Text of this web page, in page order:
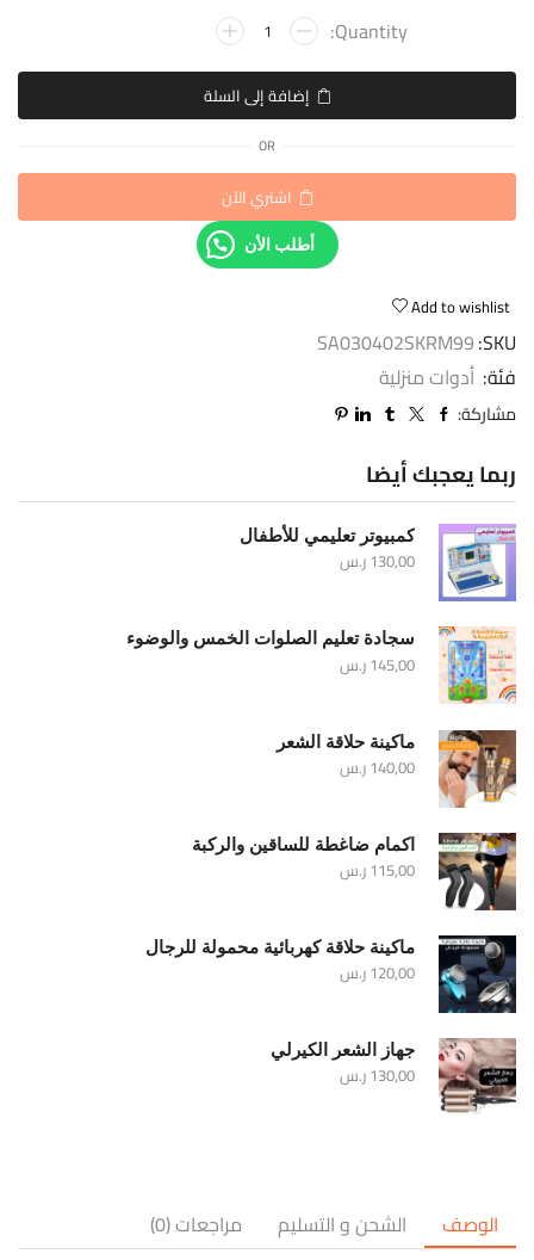
إضافة إلى السلة
OR
اشتري الآن
أطلب الأن
Add to wishlist
SKU:
SA030402SKRM99
فئة: أدوات منزلية
مشاركة:
ربما يعجبك أيضا
كمبيوتر تعليمي للأطفال
130,00ر.س
سجادة تعليم الصلوات الخمس والوضوء
145,00ر.س
ماكينة حلاقة الشعر
140,00ر.س
اكمام ضاغطة للساقين والركبة
115,00ر.س
ماكينة حلاقة كهربائية محمولة للرجال
120,00ر.س
جهاز الشعر الكيرلي
130,00ر.س
الوصف الشحن و التسليم
مراجعات (0)